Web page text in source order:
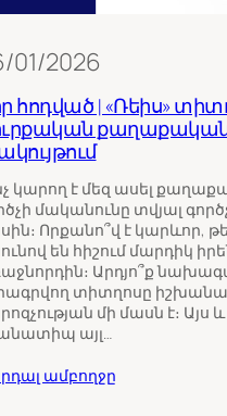
01/2026
հոդված | «Ռեիս»
կարող է մեզ ասել
մականունը տվյալ
Որքանո՞վ է կարևոր,
են հիշում մարդիկ
Արդյո՞ք
տիտղոսը
մի մասն է։ Այս և
այլ…
ամբողջը